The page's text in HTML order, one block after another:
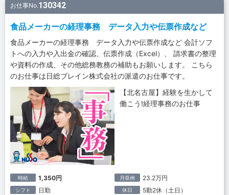
お仕事No.130342
食品メーカーの経理事務 データ入力や伝票作成など
食品メーカーの経理事務 データ入力や伝票作成など 会計ソフ
トへの入力や入出金の確認、伝票作成（Excel）、 請求書の整理
や資料の作成、その他総務教務の補助もお願いします。 こちら
のお仕事は日総ブレイン株式会社の派遣のお仕事です。
【北名古屋】経験を生かして
働こう!経理事務のお仕事
時給 1,350円 月収例 23.2万円
シフト 日勤 休日 5勤2休（土日）